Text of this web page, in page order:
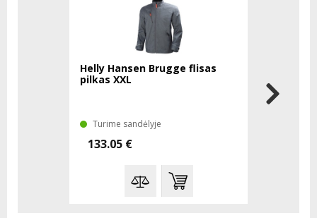
Helly Hansen Brugge flisas
pilkas XXL
Turime sandėlyje
133.05 €